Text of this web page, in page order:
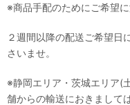
※商品手配のためにご希望
２週間以降の配送ご希望日
さいませ。
※静岡エリア・茨城エリア(
舗からの輸送におきまして